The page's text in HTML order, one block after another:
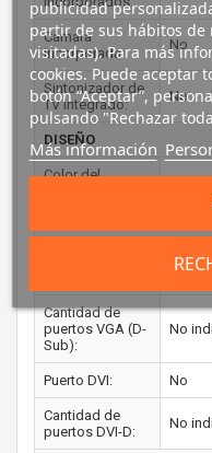
Cámara
incorporada:
No
Sintonizador de
TV integrado:
No
DISEÑO
Color del
No
Cantidad de
puertos VGA (D-
Sub):
No
Puerto DVI: No
Cantidad de
puertos DVI-D:
No
publicidad
partir de sus hábitos de
visitadas). Para más
cookies. Puede aceptar
botón “Aceptar”,
pulsando "Rechazar
Más información